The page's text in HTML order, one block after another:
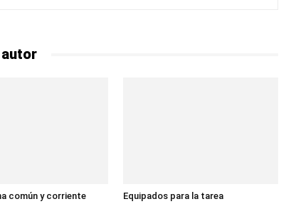
común y corriente Equipados para la tarea